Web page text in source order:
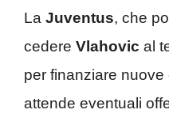
La Juventus, che
cedere Vlahovic al
per finanziare
attende eventuali